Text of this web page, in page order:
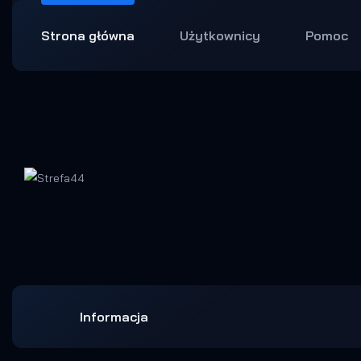
Strona główna Użytkownicy Pomoc
Informacja